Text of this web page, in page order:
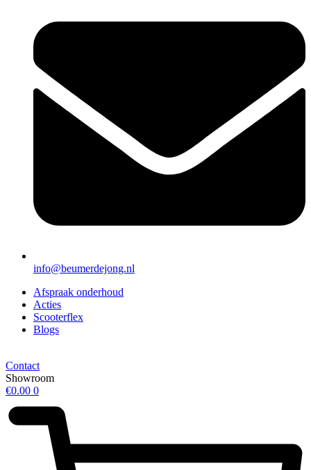
info@beumerdejong.nl
Afspraak onderhoud
Acties
Scooterflex
Blogs
Contact
Showroom
€0.00 0